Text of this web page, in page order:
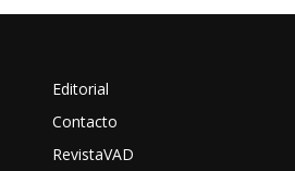
Editorial
Contacto
RevistaVAD